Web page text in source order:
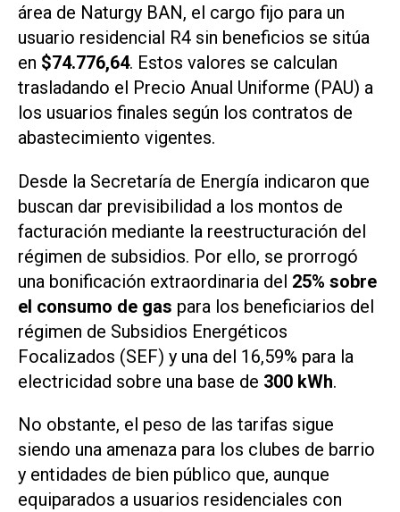
área de Naturgy BAN, el cargo fijo para un
usuario residencial R4 sin beneficios se sitúa
en $74.776,64. Estos valores se calculan
trasladando el Precio Anual Uniforme (PAU) a
los usuarios finales según los contratos de
abastecimiento vigentes.
Desde la Secretaría de Energía indicaron que
buscan dar previsibilidad a los montos de
facturación mediante la reestructuración del
régimen de subsidios. Por ello, se prorrogó
una bonificación extraordinaria del 25% sobre
el consumo de gas para los beneficiarios del
régimen de Subsidios Energéticos
Focalizados (SEF) y una del 16,59% para la
electricidad sobre una base de 300 kWh.
No obstante, el peso de las tarifas sigue
siendo una amenaza para los clubes de barrio
y entidades de bien público que, aunque
equiparados a usuarios residenciales con